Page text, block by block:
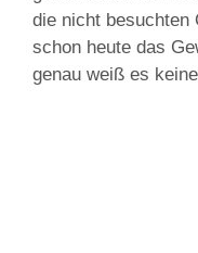
die nicht besuchten
schon heute das
genau weiß es